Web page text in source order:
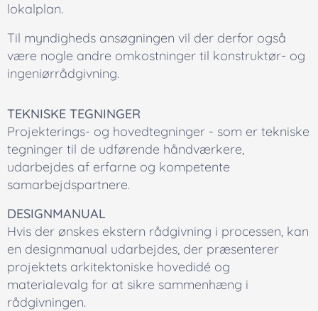
lokalplan.
Til myndigheds ansøgningen vil der derfor også
være nogle andre omkostninger til konstruktør- og
ingeniørrådgivning.
TEKNISKE TEGNINGER
Projekterings- og hovedtegninger - som er tekniske
tegninger til de udførende håndværkere,
udarbejdes af erfarne og kompetente
samarbejdspartnere.
DESIGNMANUAL
Hvis der ønskes ekstern rådgivning i processen, kan
en designmanual udarbejdes, der præsenterer
projektets arkitektoniske hovedidé og
materialevalg for at sikre sammenhæng i
rådgivningen.